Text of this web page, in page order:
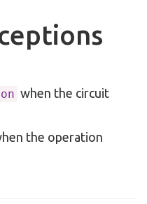
when the circuit
the operation